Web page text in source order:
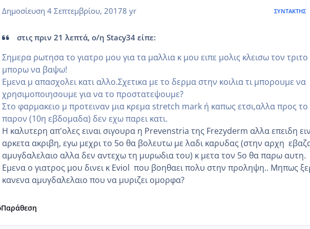
Δημοσίευση 4 Σεπτεμβρίου, 20178 yr ΣΥΝΤΆΚΤΗΣ
στις πριν 21 λεπτά, ο/η Stacy34 είπε:
Σημερα ρωτησα το γιατρο μου για τα μαλλια κ μου ειπε μολις κλεισω τον τριτο
μπορω να βαψω!
Εμενα μ απασχολει κατι αλλο.Σχετικα με το δερμα στην κοιλια τι μπορουμε να
χρησιμοποιησουμε για να το προστατεψουμε?
Στο φαρμακειο μ προτειναν μια κρεμα stretch mark ή καπως ετσι,αλλα προς το
παρον (10η εβδομαδα) δεν εχω παρει κατι.
Η καλυτερη απ'ολες ειναι σιγουρα η Prevenstria της Frezyderm αλλα επειδη
αρκετα ακριβη, εγω μεχρι το 5ο θα βολευτω με λαδι καρυδας (στην αρχη
αμυγδαλελαιο αλλα δεν αντεχω τη μυρωδια του) κ μετα τον 5ο θα παρω αυτη.
Εμενα ο γιατρος μου δινει κ Eviol που βοηθαει πολυ στην προληψη.. Μηπως
κανενα αμυγδαλελαιο που να μυριζει ομορφα?
Παράθεση